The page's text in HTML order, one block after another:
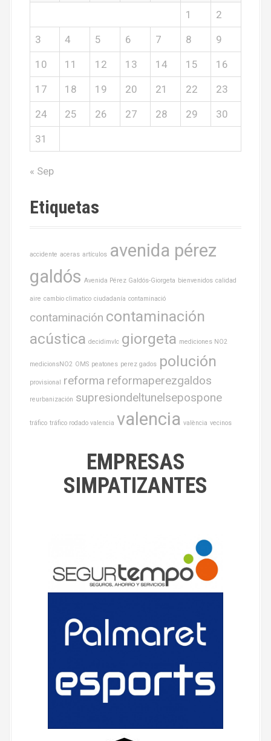
1 2
3 4 5 6 7 8 9
10 11 12 13 14 15 16
17 18 19 20 21 22 23
24 25 26 27 28 29 30
31
« Sep
Etiquetas
accidente aceras artículos avenida pérez
galdós Avenida Pérez Galdós-Giorgeta bienvenidos calidad
aire cambio climatico ciudadanía contaminació
contaminación contaminación
acústica decidimvlc giorgeta mediciones NO2
medicionsNO2 OMS peatones perez gados polución
provisional reforma reformaperezgaldos
reurbanización supresiondeltunelsepospone
tráfico tráfico rodado valencia valencia valència vecinos
EMPRESAS
SIMPATIZANTES